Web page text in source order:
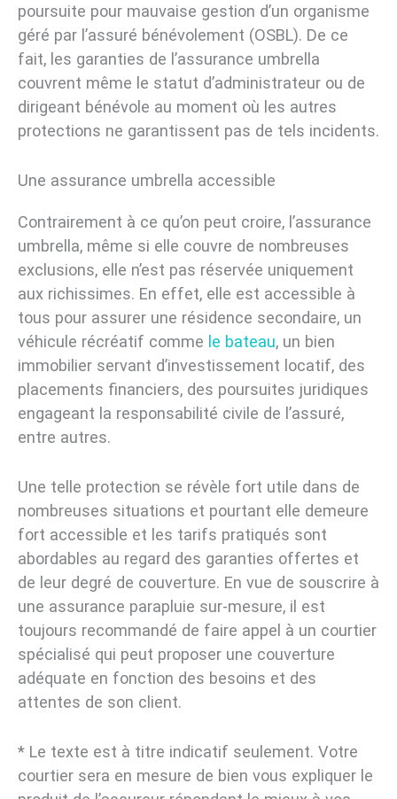
poursuite pour mauvaise gestion d’un organisme
géré par l’assuré bénévolement (OSBL). De ce
fait, les garanties de l’assurance umbrella
couvrent même le statut d’administrateur ou de
dirigeant bénévole au moment où les autres
protections ne garantissent pas de tels incidents.
Une assurance umbrella accessible
Contrairement à ce qu’on peut croire, l’assurance
umbrella, même si elle couvre de nombreuses
exclusions, elle n’est pas réservée uniquement
aux richissimes. En effet, elle est accessible à
tous pour assurer une résidence secondaire, un
véhicule récréatif comme le bateau, un bien
immobilier servant d’investissement locatif, des
placements financiers, des poursuites juridiques
engageant la responsabilité civile de l’assuré,
entre autres.
Une telle protection se révèle fort utile dans de
nombreuses situations et pourtant elle demeure
fort accessible et les tarifs pratiqués sont
abordables au regard des garanties offertes et
de leur degré de couverture. En vue de souscrire à
une assurance parapluie sur-mesure, il est
toujours recommandé de faire appel à un courtier
spécialisé qui peut proposer une couverture
adéquate en fonction des besoins et des
attentes de son client.
* Le texte est à titre indicatif seulement. Votre
courtier sera en mesure de bien vous expliquer le